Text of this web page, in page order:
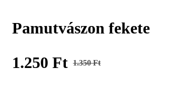
Pamutvászon fekete
1.350Ft
Original
1.250 Ft
Current